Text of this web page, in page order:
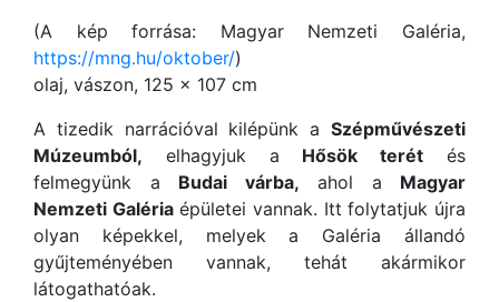
(A kép forrása: Magyar Nemzeti Galéria,
https://mng.hu/oktober/)
olaj, vászon, 125 × 107 cm
A tizedik narrációval kilépünk a Szépművészeti
Múzeumból, elhagyjuk a Hősök terét és
felmegyünk a Budai várba, ahol a Magyar
Nemzeti Galériaépületei vannak. Itt folytatjuk újra
olyan képekkel, melyek a Galéria állandó
gyűjteményében vannak, tehát akármikor
látogathatóak.